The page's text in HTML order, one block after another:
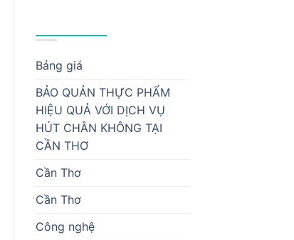
Bảng giá
BẢO QUẢN THỰC PHẨM
HIỆU QUẢ VỚI DỊCH VỤ
HÚT CHÂN KHÔNG TẠI
CẦN THƠ
Cần Thơ
Cần Thơ
Công nghệ